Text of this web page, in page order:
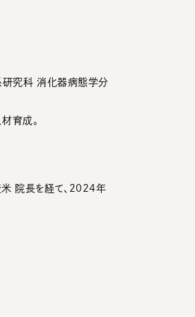
研究科 消化器病態学分
育成。
米 院長を経て、2024年